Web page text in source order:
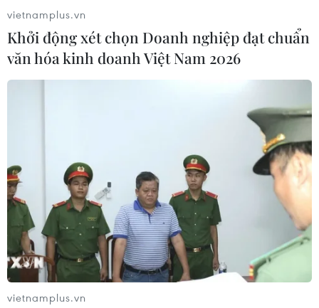
Thúc đẩy sản xuất, sử dụng và nâng cao
Bộ Nông nghiệp và Phát triển Nông thôn đặt ra mục tiêu
đến năm 2020, Việt Nam sẽ sản xuất, tiêu thụ trong
nước 3 triệu tấn và xuất khẩu 0,5 triệu tấn phân bón hữu
cơ.
vietnamplus.vn
Khởi động xét chọn Doanh nghiệp đạt chuẩn
văn hóa kinh doanh Việt Nam 2026
vietnamplus.vn